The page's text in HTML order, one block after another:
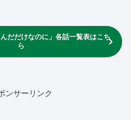
だだけなのに」各話一覧表はこち
ら
ンサーリンク